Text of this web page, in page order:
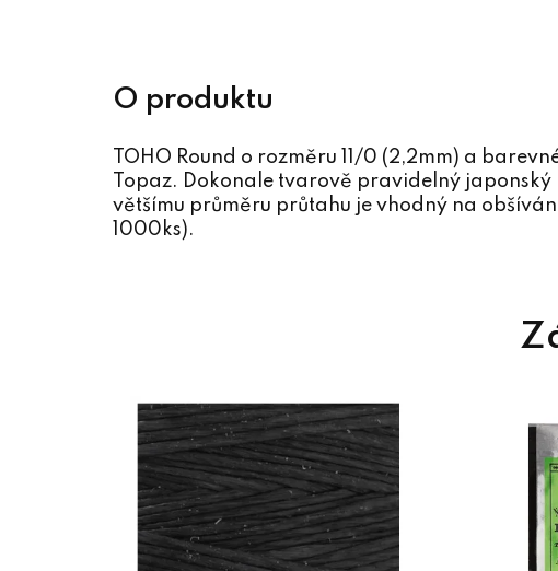
TOHO Round o rozměru 11/0 (2,2mm) a
Topaz. Dokonale tvarově pravidelný
většímu průměru průtahu je vhodný na
1000ks).